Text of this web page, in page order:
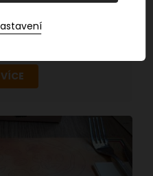
který má od začátku